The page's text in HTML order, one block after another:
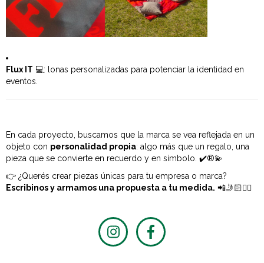
Flux IT 💻: lonas personalizadas para potenciar la identidad en
eventos.
En cada proyecto, buscamos que la marca se vea reflejada en un
objeto con personalidad propia: algo más que un regalo, una
pieza que se convierte en recuerdo y en símbolo. ✔️®️💫
👉 ¿Querés crear piezas únicas para tu empresa o marca?
Escribinos y armamos una propuesta a tu medida. 📲🤳🏻✍🏼